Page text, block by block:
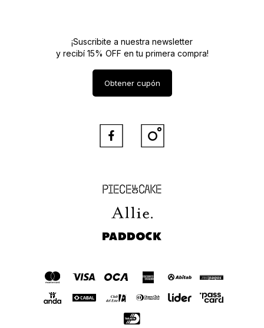
Piece of Cake
Allie
Paddock
¡Suscribite a nuestra newsletter
y recibí 15% OFF en tu primera compra!
Obtener cupón
 